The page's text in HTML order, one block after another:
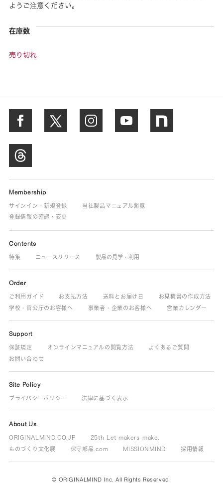
ようご注意ください。
在庫数
売り切れ
Membership
サインイン・新規登録
当社製品マニュアル閲覧
登録情報の確認・変更
Contents
特集 ニュースリリース 製品の見学・利用
Order
ご利用ガイド お支払方法 送料とお届け日
お見積書の作成方法
学校・官公庁のお客様へ
事業者・企業のお客様へ 営業カレンダー
Support
保証規定 オンラインマニュアルの閲覧方法
よくあるご質問
お問い合わせ
Site Policy
プライバシーポリシー 法律に基づく表示
About Us
ORIGINALMIND.CO.JP
25th Let makers make.
ものづくり文化展
保守部品.com MISSIONMIND 採用情報
© ORIGINALMIND Inc. All Rights Reserved.